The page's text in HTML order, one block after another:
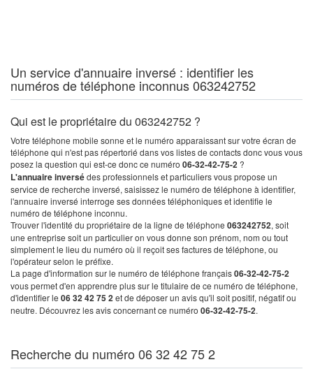
Un service d'annuaire inversé : identifier les
numéros de téléphone inconnus 063242752
Qui est le propriétaire du 063242752 ?
Votre téléphone mobile sonne et le numéro apparaissant sur votre écran de
téléphone qui n'est pas répertorié dans vos listes de contacts donc vous vous
posez la question qui est-ce donc ce numéro 06-32-42-75-2 ?
L'annuaire inversédes professionnels et particuliers vous propose un
service de recherche inversé, saisissez le numéro de téléphone à identifier,
l'annuaire inversé interroge ses données téléphoniques et identifie le
numéro de téléphone inconnu.
Trouver l'identité du propriétaire de la ligne de téléphone 063242752, soit
une entreprise soit un particulier on vous donne son prénom, nom ou tout
simplement le lieu du numéro où il reçoit ses factures de téléphone, ou
l'opérateur selon le préfixe.
La page d'information sur le numéro de téléphone français06-32-42-75-2
vous permet d'en apprendre plus sur le titulaire de ce numéro de téléphone,
d'identifier le 06 32 42 75 2et de déposer un avis qu'il soit positif, négatif ou
neutre. Découvrez les avis concernant ce numéro 06-32-42-75-2.
Recherche du numéro 06 32 42 75 2